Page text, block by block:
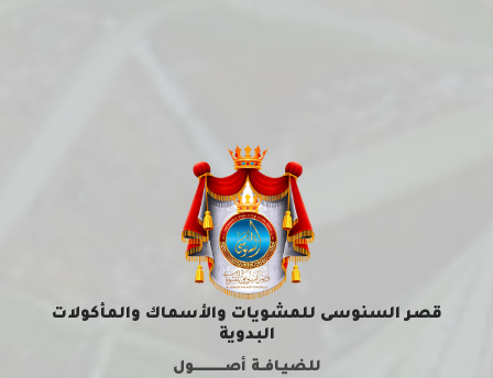
قصر السنوسى للمشويات والأسماك والمأكولات
البدوية
للضيـافــة أصــــــــــــــول